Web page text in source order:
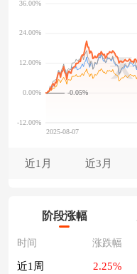
-0.05%
近1月 近3月
阶段涨幅
时间 涨跌幅
近1周 2.25%